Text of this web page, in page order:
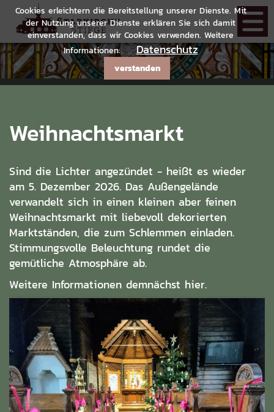
Cookies erleichtern die Bereitstellung unserer Dienste. Mit
der Nutzung unserer Dienste erklären Sie sich damit
einverstanden, dass wir Cookies verwenden. Weitere
Informationen:
Datenschutz
verstanden
Weihnachtsmarkt
Sind die Lichter angezündet - heißt es wieder
am 5. Dezember 2026. Das Außengelände
verwandelt sich in einen kleinen aber feinen
Weihnachtsmarkt mit liebevoll dekorierten
Marktständen, die zum Schlemmen einladen.
Stimmungsvolle Beleuchtung rundet die
gemütliche Atmosphäre ab.
Weitere Informationen demnächst hier.